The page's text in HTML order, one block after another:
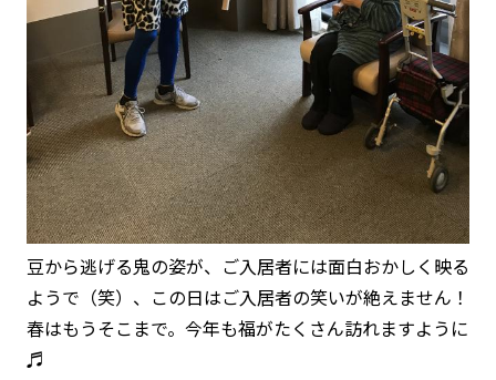
豆から逃げる鬼の姿が、ご入居者には面白おかしく映る
ようで（笑）、この日はご入居者の笑いが絶えません！
春はもうそこまで。今年も福がたくさん訪れますように
♬